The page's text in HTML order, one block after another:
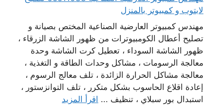
لابتوب و كمبيوتر بالمنزل
مهندس كمبيوتر العارضية الصناعية المختص بصيانة و
تصليح أعطال الكومبيوترات من ظهور الشاشة الزرقاء ،
ظهور الشاشة السوداء ، تعطيل كرت الشاشة وحدة
معالجة الرسومات ، مشاكل وحدات الطاقة و التغذية ،
معالجة مشاكل الحرارة الزائدة ، تلف معالج الرسوم ،
إعادة اقلاع الحاسوب بشكل متكرر ، تلف التوانزستور ،
استبدال بور سبلاي ، تنظيف ... اقرأ المزيد